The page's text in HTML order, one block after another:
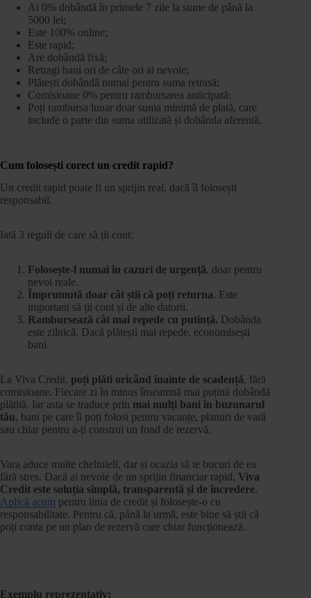
Ai 0% dobândă în primele 7 zile la sume de până la
5000 lei;
Este 100% online;
Este rapid;
Are dobândă fixă;
Retragi bani ori de câte ori ai nevoie;
Plătești dobândă numai pentru suma retrasă;
Comisioane 0% pentru rambursarea anticipată;
Poți rambursa lunar doar suma minimă de plată, care
include o parte din suma utilizată și dobânda aferentă.
Cum folosești corect un credit rapid?
Un credit rapid poate fi un sprijin real, dacă îl folosești
responsabil.
Iată 3 reguli de care să ții cont:
Folosește-l numai în cazuri de urgență, doar pentru
nevoi reale.
Împrumută doar cât știi că poți returna. Este
important să ții cont și de alte datorii.
Rambursează cât mai repede cu putință. Dobânda
este zilnică. Dacă plătești mai repede, economisești
bani.
La Viva Credit, poți plăti oricând înainte de scadență, fără
comisioane. Fiecare zi în minus înseamnă mai puțină dobândă
plătită. Iar asta se traduce prin mai mulți bani în buzunarul
tău, bani pe care îi poți folosi pentru vacanțe, planuri de vară
sau chiar pentru a-ți construi un fond de rezervă.
Vara aduce multe cheltuieli, dar și ocazia să te bucuri de ea
fără stres. Dacă ai nevoie de un sprijin financiar rapid, Viva
Credit este soluția simplă, transparentă și de încredere.
Aplică acum pentru linia de credit și folosește-o cu
responsabilitate. Pentru că, până la urmă, este bine să știi că
poți conta pe un plan de rezervă care chiar funcționează.
Exemplu reprezentativ: